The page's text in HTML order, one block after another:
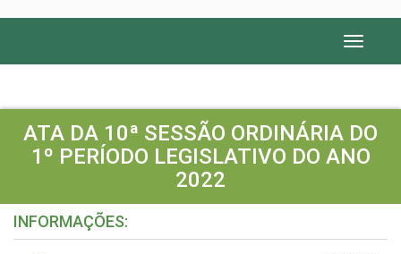
Toggle
ATA DA 10ª SESSÃO ORDINÁRIA DO
1º PERÍODO LEGISLATIVO DO ANO
2022
INFORMAÇÕES: